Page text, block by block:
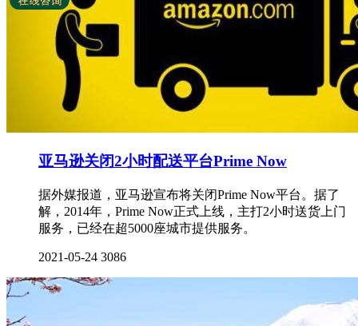
亚马逊关闭2小时配送平台Prime Now
据外媒报道，亚马逊宣布将关闭Prime Now平台。据了
解，2014年，Prime Now正式上线，主打2小时送货上门
服务，已经在超5000座城市提供服务。
2021-05-24 3086